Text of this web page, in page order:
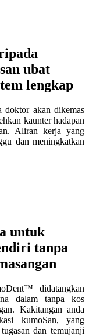
ubat
lengkap
doktor akan dikemas
kaunter hadapan
Aliran kerja yang
dan meningkatkan
untuk
tanpa
didatangkan
dalam tanpa kos
Kakitangan anda
kumoSan, yang
dan temujanji